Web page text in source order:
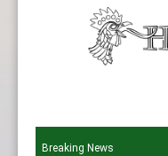
Breaking News